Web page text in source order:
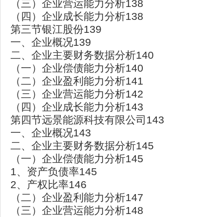
（三）企业营运能力分析138
（四）企业成长能力分析138
第三节银江股份139
一、企业概况139
二、企业主要财务数据分析140
（一）企业偿债能力分析140
（二）企业盈利能力分析141
（三）企业营运能力分析142
（四）企业成长能力分析143
第四节远景能源科技有限公司143
一、企业概况143
二、企业主要财务数据分析145
（一）企业偿债能力分析145
1、资产负债率145
2、产权比率146
（二）企业盈利能力分析147
（三）企业营运能力分析148